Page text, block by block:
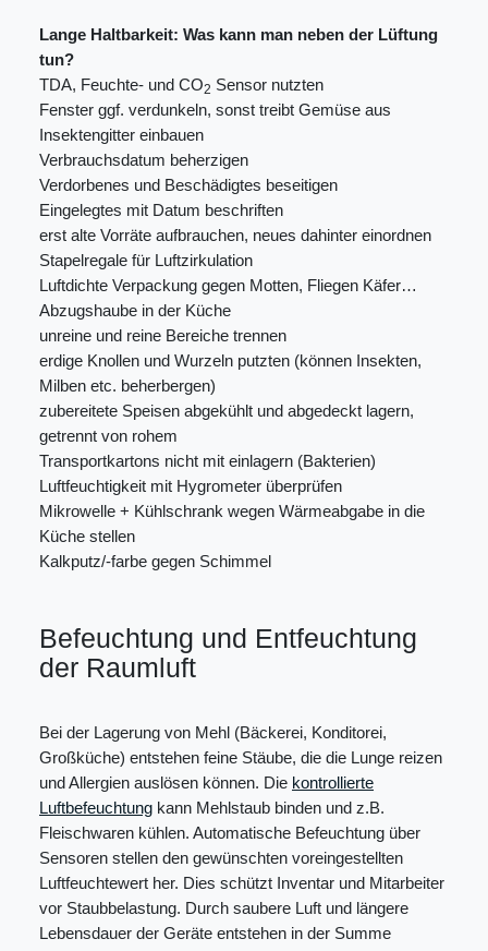
Lange Haltbarkeit: Was kann man neben der Lüftung
tun?
TDA, Feuchte- und CO2 Sensor nutzten
Fenster ggf. verdunkeln, sonst treibt Gemüse aus
Insektengitter einbauen
Verbrauchsdatum beherzigen
Verdorbenes und Beschädigtes beseitigen
Eingelegtes mit Datum beschriften
erst alte Vorräte aufbrauchen, neues dahinter einordnen
Stapelregale für Luftzirkulation
Luftdichte Verpackung gegen Motten, Fliegen Käfer…
Abzugshaube in der Küche
unreine und reine Bereiche trennen
erdige Knollen und Wurzeln putzten (können Insekten,
Milben etc. beherbergen)
zubereitete Speisen abgekühlt und abgedeckt lagern,
getrennt von rohem
Transportkartons nicht mit einlagern (Bakterien)
Luftfeuchtigkeit mit Hygrometer überprüfen
Mikrowelle + Kühlschrank wegen Wärmeabgabe in die
Küche stellen
Kalkputz/-farbe gegen Schimmel
Befeuchtung und Entfeuchtung
der Raumluft
Bei der Lagerung von Mehl (Bäckerei, Konditorei,
Großküche) entstehen feine Stäube, die die Lunge reizen
und Allergien auslösen können. Die kontrollierte
Luftbefeuchtung kann Mehlstaub binden und z.B.
Fleischwaren kühlen. Automatische Befeuchtung über
Sensoren stellen den gewünschten voreingestellten
Luftfeuchtewert her. Dies schützt Inventar und Mitarbeiter
vor Staubbelastung. Durch saubere Luft und längere
Lebensdauer der Geräte entstehen in der Summe